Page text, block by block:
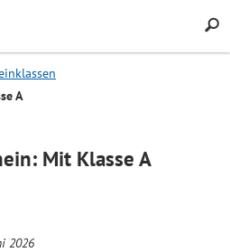
Search
A
Mit Klasse A
2026